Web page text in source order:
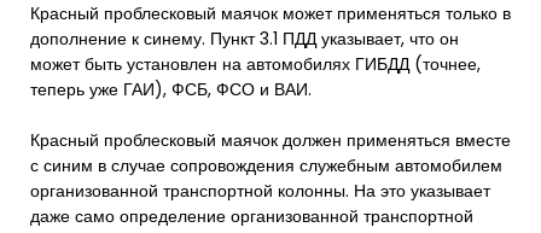
Красный проблесковый маячок может применяться только в
дополнение к синему. Пункт 3.1 ПДД указывает, что он
может быть установлен на автомобилях ГИБДД (точнее,
теперь уже ГАИ), ФСБ, ФСО и ВАИ.
Красный проблесковый маячок должен применяться вместе
с синим в случае сопровождения служебным автомобилем
организованной транспортной колонны. На это указывает
даже само определение организованной транспортной